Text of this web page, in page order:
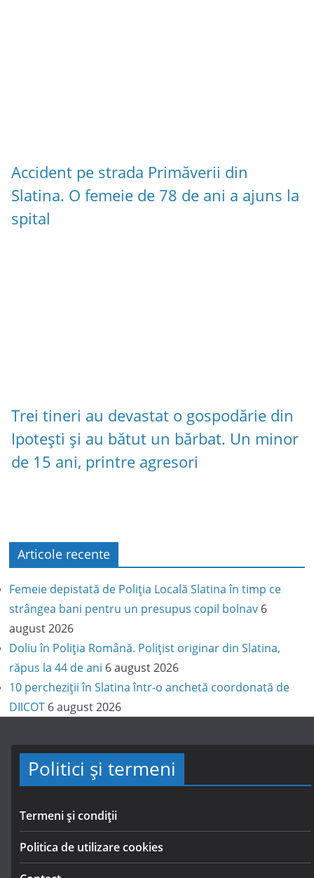
Accident pe strada Primăverii din
Slatina. O femeie de 78 de ani a ajuns la
spital
Trei tineri au devastat o gospodărie din
Ipotești și au bătut un bărbat. Un minor
de 15 ani, printre agresori
Articole recente
Femeie depistată de Poliția Locală Slatina în timp ce
strângea bani pentru un presupus copil bolnav 6
august 2026
Doliu în Poliția Română. Polițist originar din Slatina,
răpus la 44 de ani 6 august 2026
10 percheziții în Slatina într-o anchetă coordonată de
DIICOT 6 august 2026
Politici și termeni
Termeni și condiții
Politica de utilizare cookies